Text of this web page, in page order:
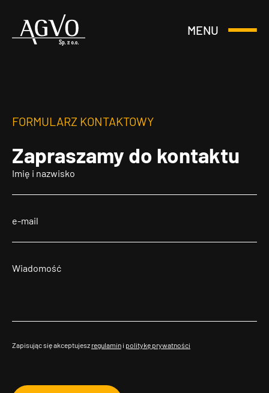
Header
MENU
Otwórz
FORMULARZ KONTAKTOWY
Zapraszamy do kontaktu
Zapisując się akceptujesz regulamin i politykę prywatności